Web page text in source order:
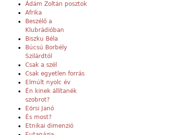
Ádám Zoltán posztok
Afrika
Beszélő a
Klubrádióban
Biszku Béla
Búcsú Borbély
Szilárdtól
Csak a szél
Csak egyetlen forrás
Elmúlt nyolc év
Én kinek állítanék
szobrot?
Eörsi Janó
És most?
Etnikai dimenzió